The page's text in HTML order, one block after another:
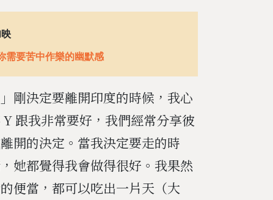
需要苦中作樂的幽默感
剛決定要離開印度的時候，我心
跟我非常要好，我們經常分享彼
開的決定。當我決定要走的時
她都覺得我會做得很好。我果然
便當，都可以吃出一片天（大